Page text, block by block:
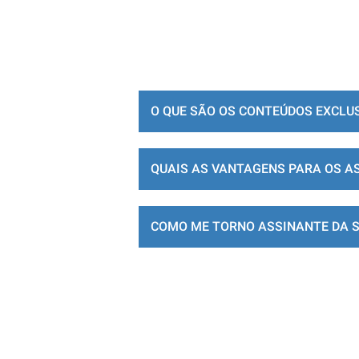
O QUE SÃO OS CONTEÚDOS
QUAIS AS VANTAGENS PARA OS
COMO ME TORNO ASSINANTE DA